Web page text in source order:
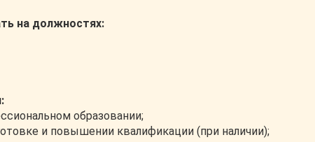
на должностях:
образовании;
и повышении квалификации (при наличии);